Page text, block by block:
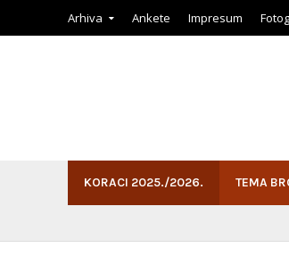
Arhiva Ankete Impresum
KORACI 2025./2026. TEMA